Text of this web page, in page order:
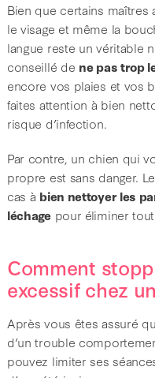
Bien que certains
le visage et même la
langue reste un véritable
conseillé de ne pas trop
encore vos plaies et vos
faites attention à bien
risque d’infection.
Par contre, un chien qui
propre est sans danger.
cas à bien nettoyer les
léchagepour éliminer tout
Comment
excessif chez
Après vous êtes assuré
d’un trouble
pouvez limiter ses